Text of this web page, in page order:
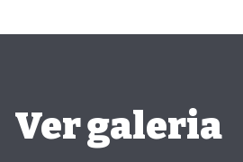
Ver galeria